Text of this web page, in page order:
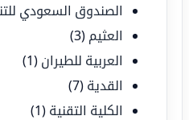
الصندوق السعودي
العثيم (3)
العربية للطيران (1)
القدية (7)
الكلية التقنية (1)